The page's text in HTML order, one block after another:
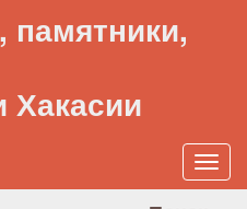
Хакасии